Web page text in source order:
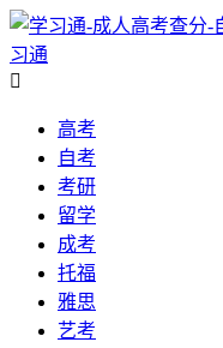
习通

高考
自考
考研
留学
成考
托福
雅思
艺考